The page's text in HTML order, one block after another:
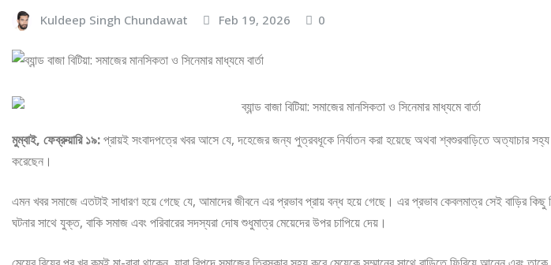
Kuldeep Singh Chundawat Feb 19, 2026 0
মুম্বাই, ফেব্রুয়ারি ১৯:প্রায়ই সংবাদপত্রে খবর আসে যে, দহেজের জন্য পুত্রবধূকে নির্যাতন করা হয়েছে অথবা শ্বশুরবাড়িতে অত্যাচার
করেছেন।
এমন খবর সমাজে এতটাই সাধারণ হয়ে গেছে যে, আমাদের জীবনে এর প্রভাব প্রায় বন্ধ হয়ে গেছে। এর প্রভাব কেবলমাত্র সেই বাড়ির কিছু
ঘটনার সাথে যুক্ত, বাকি সমাজ এবং পরিবারের সদস্যরা দোষ শুধুমাত্র মেয়েদের উপর চাপিয়ে দেয়।